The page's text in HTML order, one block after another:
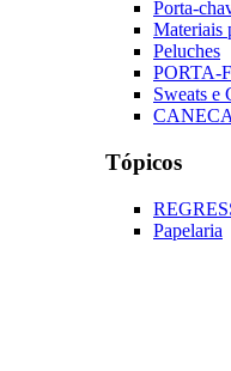
Porta-
Materiais
Peluches
PORTA-
Sweats e
Tópicos
Papelaria